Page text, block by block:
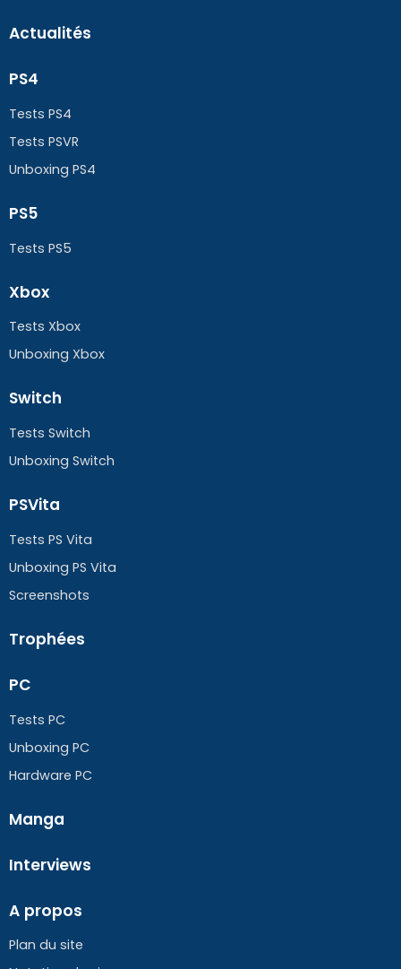
Actualités
PS4
Tests PS4
Tests PSVR
Unboxing PS4
PS5
Tests PS5
Xbox
Tests Xbox
Unboxing Xbox
Switch
Tests Switch
Unboxing Switch
PSVita
Tests PS Vita
Unboxing PS Vita
Screenshots
Trophées
PC
Tests PC
Unboxing PC
Hardware PC
Manga
Interviews
A propos
Plan du site